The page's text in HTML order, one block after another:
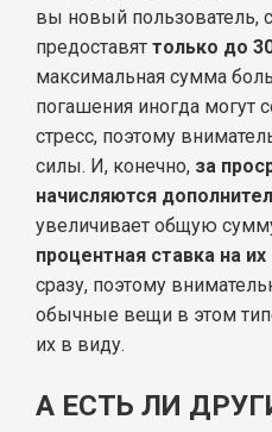
вы новый пользователь,
предоставят только до
максимальная сумма
погашения иногда могут
стресс, поэтому
силы. И, конечно, за
начисляются
увеличивает общую
процентная ставка на
сразу, поэтому
обычные вещи в этом
их в виду.
А ЕСТЬ ЛИ